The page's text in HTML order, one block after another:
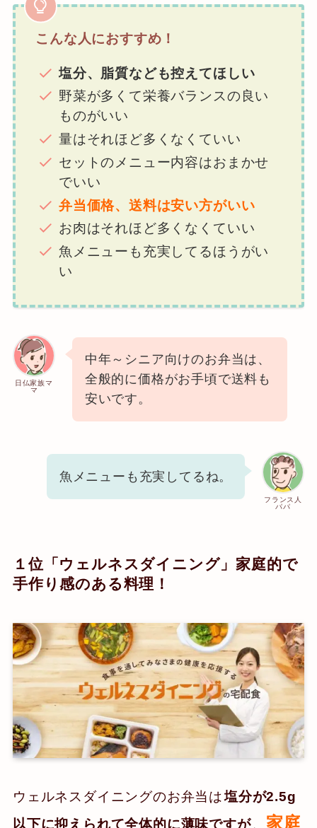
こんな人におすすめ！
塩分、脂質なども控えてほしい
野菜が多くて栄養バランスの良い
ものがいい
量はそれほど多くなくていい
セットのメニュー内容はおまかせ
でいい
弁当価格、送料は安い方がいい
お肉はそれほど多くなくていい
魚メニューも充実してるほうがい
い
日仏家族マ
マ
中年～シニア向けのお弁当は、
全般的に価格がお手頃で送料も
安いです。
フランス人
パパ
魚メニューも充実してるね。
１位「ウェルネスダイニング」家庭的で
手作り感のある料理！
ウェルネスダイニングのお弁当は塩分が2.5g
以下に抑えられて全体的に薄味ですが 、 家庭